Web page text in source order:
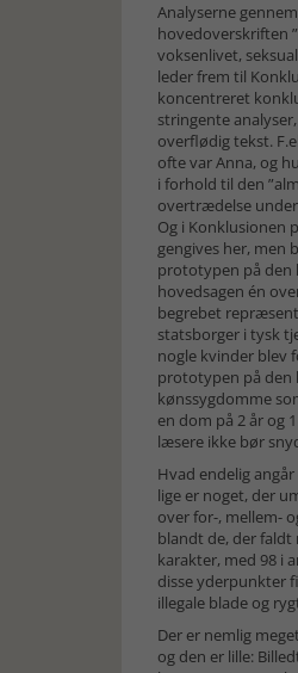
Analyserne
hovedoverskriften
voksenlivet,
leder frem til
koncentreret
stringente
overflødig tekst.
ofte var Anna, og
i forhold til den
overtrædelse
Og i Konklusionen
gengives her, men
prototypen på den
hovedsagen én
begrebet
statsborger i tysk
nogle kvinder blev
prototypen på den
kønssygdomme
en dom på 2 år og
læsere ikke bør
Hvad endelig
lige er noget, der
over for-, mellem-
blandt de, der faldt
karakter, med 98 i
disse yderpunkter
illegale blade og
Der er nemlig
og den er lille: